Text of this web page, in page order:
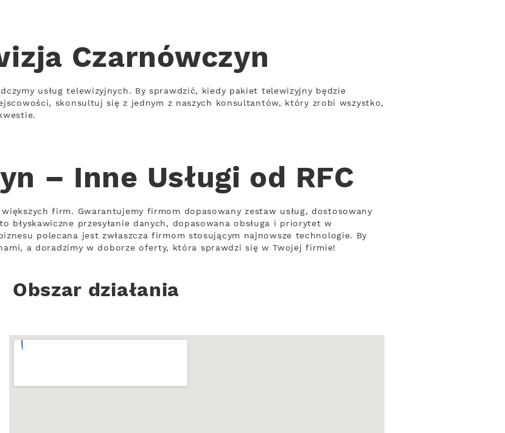
Czarnówczyn
usług telewizyjnych. By sprawdzić, kiedy pakiet telewizyjny będzie
skonsultuj się z jednym z naszych konsultantów, który zrobi wszystko,
– Inne Usługi od RFC
firm. Gwarantujemy firmom dopasowany zestaw usług, dostosowany
błyskawiczne przesyłanie danych, dopasowana obsługa i priorytet w
polecana jest zwłaszcza firmom stosującym najnowsze technologie. By
a doradzimy w doborze oferty, która sprawdzi się w Twojej firmie!
Obszar działania